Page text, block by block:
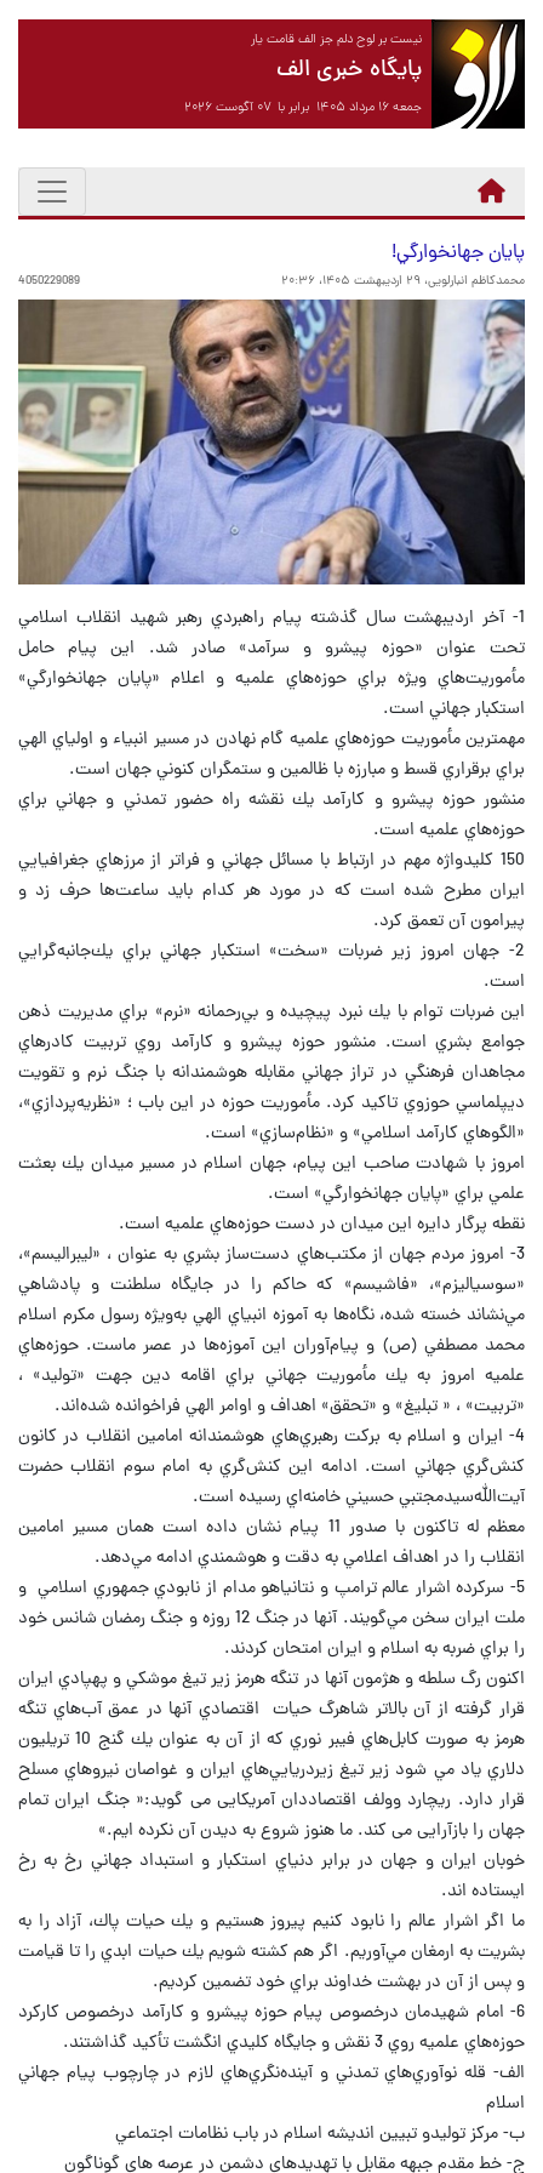
نیست بر لوح دلم جز الف قامت یار
پایگاه خبری الف
جمعه ۱۶ مرداد ۱۴۰۵ برابر با ۰۷ آگوست ۲۰۲۶
پايان جهانخوارگي!
محمدکاظم انبارلویی، ۲۹ اردیبهشت ۱۴۰۵، ۲۰:۳۶ 4050229089
1- آخر ارديبهشت سال گذشته پيام راهبردي رهبر شهيد انقلاب اسلامي
تحت عنوان «حوزه پيشرو و سرآمد» صادر شد. اين پيام حامل
مأموريت‌هاي ويژه براي حوزه‌هاي علميه و اعلام «پايان جهانخوارگي»
استكبار جهاني است.
مهمترين مأموريت حوزه‌هاي علميه گام نهادن در مسير انبياء و اولياي الهي
براي برقراري قسط و مبارزه با ظالمين و ستمگران كنوني جهان است.
منشور حوزه پيشرو و كارآمد يك نقشه راه حضور تمدني و جهاني براي
حوزه‌هاي علميه است.
150 كليدواژه مهم در ارتباط با مسائل جهاني و فراتر از مرزهاي جغرافيايي
ايران مطرح شده است كه در مورد هر كدام بايد ساعت‌ها حرف زد و
پيرامون آن تعمق كرد.
2- جهان امروز زير ضربات «سخت» استكبار جهاني براي يك‌جانبه‌گرايي
است.
اين ضربات توام با يك نبرد پيچيده و بي‌رحمانه «نرم» براي مديريت ذهن
جوامع بشري است. منشور حوزه پيشرو و كارآمد روي تربيت كادرهاي
مجاهدان فرهنگي در تراز جهاني مقابله هوشمندانه با جنگ نرم و تقويت
ديپلماسي حوزوي تاكيد كرد. مأموريت حوزه در اين باب ؛ «نظريه‌پردازي»،
«الگوهاي كارآمد اسلامي» و «نظام‌سازي» است.
امروز با شهادت صاحب این پیام، جهان اسلام در مسير ميدان يك بعثت
علمي براي «پايان جهانخوارگي» است.
نقطه پرگار دايره اين ميدان در دست حوزه‌هاي علميه است.
3- امروز مردم جهان از مكتب‌هاي دست‌ساز بشري به عنوان ، «ليبراليسم»،
«سوسياليزم»، «فاشيسم» كه حاكم را در جايگاه سلطنت و پادشاهي‌
مي‌نشاند خسته شده، نگاه‌ها به آموزه انبياي الهي به‌ويژه رسول مكرم اسلام
محمد مصطفي (ص) و پيام‌آوران اين آموزه‌ها در عصر ماست. حوزه‌هاي
علميه امروز به يك مأموريت جهاني براي اقامه دين جهت «توليد» ،
«تربيت» ، « تبليغ» و «تحقق» اهداف و اوامر الهي فراخوانده شده‌اند.
4- ايران و اسلام به بركت رهبري‌هاي هوشمندانه امامين انقلاب در كانون
كنش‌گري جهاني است. ادامه اين كنش‌گري به امام سوم انقلاب حضرت
آيت‌الله‌سيدمجتبي حسيني خامنه‌اي رسيده است.
معظم له تاكنون با صدور 11 پيام نشان داده است همان مسير امامين
انقلاب را در اهداف اعلامي به دقت و هوشمندي ادامه مي‌دهد.
5- سركرده اشرار عالم ترامپ و نتانياهو مدام از نابودي جمهوري اسلامي و
ملت ايران سخن مي‌گويند. آنها در جنگ 12 روزه و جنگ رمضان شانس خود
را براي ضربه به اسلام و ايران امتحان كردند.
اكنون رگ سلطه و هژمون آنها در تنگه هرمز زير تيغ موشكي و پهپادي ايران
قرار گرفته از آن بالاتر شاهرگ حيات اقتصادي آنها در عمق آب‌هاي تنگه
هرمز به صورت كابل‌هاي فيبر نوري كه از آن به عنوان يك گنج 10 تريليون
دلاري ياد مي شود زير تيغ زيردريايي‌هاي ايران و غواصان نيروهاي مسلح
قرار دارد. ریچارد وولف اقتصاددان آمریکایی می گوید:« جنگ ایران تمام
جهان را بازآرایی می کند. ما هنوز شروع به دیدن آن نکرده ایم.»
خوبان ايران و جهان در برابر دنياي استكبار و استبداد جهاني رخ به رخ
ایستاده اند.
ما اگر اشرار عالم را نابود كنيم پيروز هستيم و يك حيات پاك، آزاد را به
بشريت به ارمغان مي‌آوريم. اگر هم كشته شويم يك حيات ابدي را تا قيامت
و پس از آن در بهشت خداوند براي خود تضمين كرديم.
6- امام شهيدمان درخصوص پيام حوزه پيشرو و كارآمد درخصوص كاركرد
حوزه‌هاي علميه روي 3 نقش و جایگاه كليدي انگشت تأكيد گذاشتند.
الف- قله نوآوري‌هاي تمدني و آینده‌نگري‌هاي لازم در چارچوب پيام جهاني
اسلام
ب- مركز توليدو تبيين انديشه اسلام در باب نظامات اجتماعي
ج- خط مقدم جبهه مقابل با تهديدهاي دشمن در عرصه هاي گوناگون